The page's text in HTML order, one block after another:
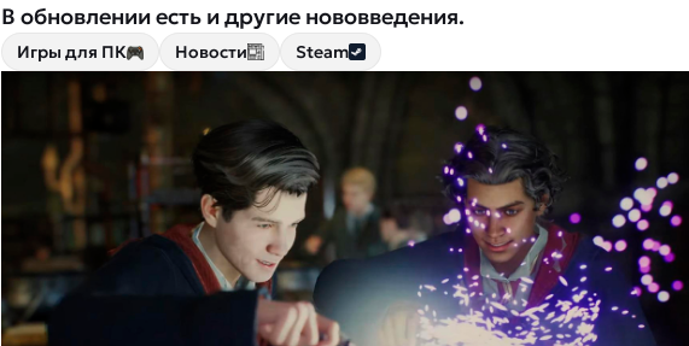
В обновлении есть и другие нововведения.
Игры для ПК Новости Steam